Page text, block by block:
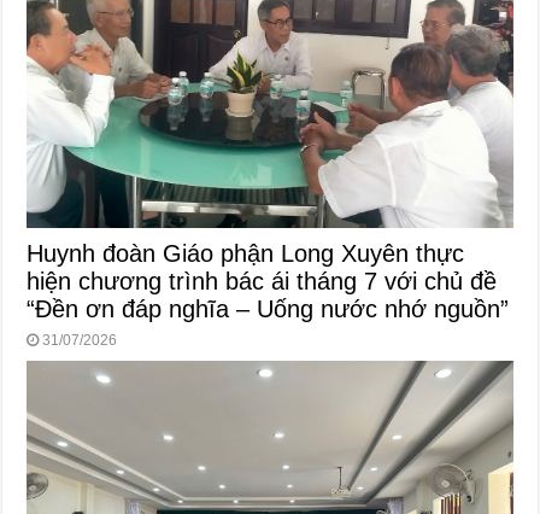
Huynh đoàn Giáo phận Long Xuyên thực
hiện chương trình bác ái tháng 7 với chủ đề
“Đền ơn đáp nghĩa – Uống nước nhớ nguồn”
31/07/2026